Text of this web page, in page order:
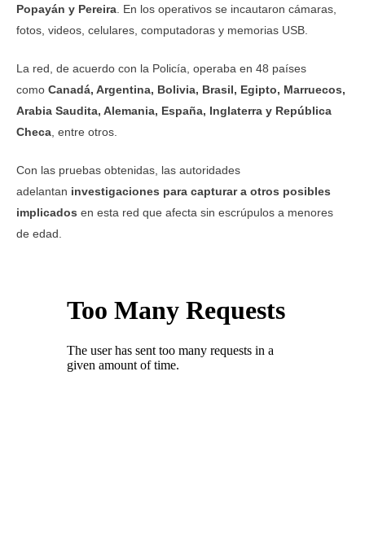
Popayán y Pereira . En los operativos se incautaron cámaras,
fotos, videos, celulares, computadoras y memorias USB.
La red, de acuerdo con la Policía, operaba en 48 países
como Canadá, Argentina, Bolivia, Brasil, Egipto, Marruecos,
Arabia Saudita, Alemania, España, Inglaterra y República
Checa , entre otros.
Con las pruebas obtenidas, las autoridades
adelantan investigaciones para capturar a otros posibles
implicados en esta red que afecta sin escrúpulos a menores
de edad.